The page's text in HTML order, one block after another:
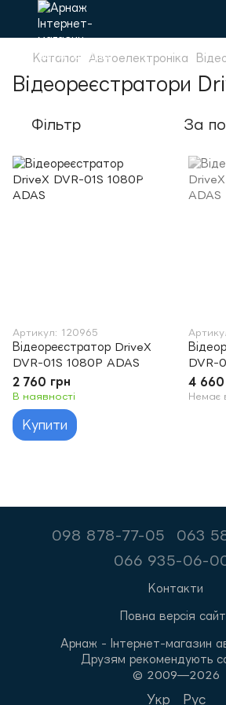
Каталог Автоелектроніка
Відеореєстратори
Фільтр За
Артикул: 120965
Відеореєстратор DriveX
DVR-01S 1080P ADAS
2 760 грн
В наявності
Купити
DVR-
4 660
Немає
098 878-77-05
063
066 935-06-
Контакти
Повна версія
Арнаж - Інтернет-магазин
Друзям рекомендують
© 2009—2026
Укр Рус